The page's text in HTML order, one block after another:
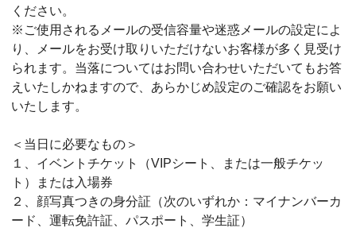
ください。
※ご使用されるメールの受信容量や迷惑メールの設定によ
り、メールをお受け取りいただけないお客様が多く見受け
られます。当落についてはお問い合わせいただいてもお答
えいたしかねますので、あらかじめ設定のご確認をお願い
いたします。
＜当日に必要なもの＞
１、イベントチケット（VIPシート、または一般チケッ
ト）または入場券
２、顔写真つきの身分証（次のいずれか：マイナンバーカ
ード、運転免許証、パスポート、学生証）